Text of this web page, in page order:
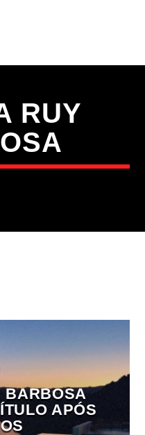
RUY
BARBOSA
APÓS